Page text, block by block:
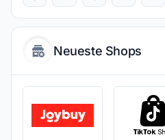
Neueste Shops